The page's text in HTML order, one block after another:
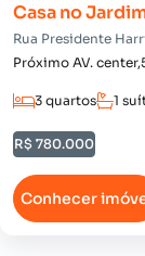
Casa no
Rua Presidente
Próximo AV.
3 quartos 1
R$ 780.000
Conhecer